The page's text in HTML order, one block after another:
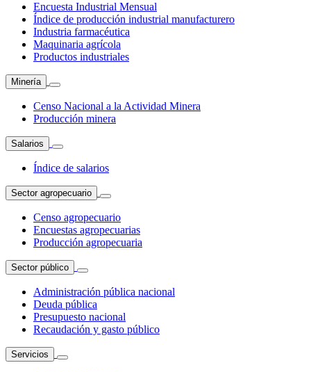
Encuesta Industrial Mensual
Índice de producción industrial manufacturero
Industria farmacéutica
Maquinaria agrícola
Productos industriales
Minería
Censo Nacional a la Actividad Minera
Producción minera
Salarios
Índice de salarios
Sector agropecuario
Censo agropecuario
Encuestas agropecuarias
Producción agropecuaria
Sector público
Administración pública nacional
Deuda pública
Presupuesto nacional
Recaudación y gasto público
Servicios